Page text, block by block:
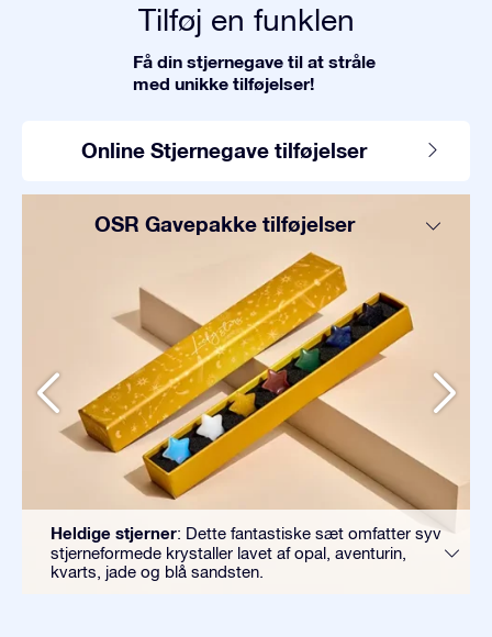
Tilføj en funklen
Få din stjernegave til at stråle
med unikke tilføjelser!
Online Stjernegave tilføjelser
OSR Gavepakke tilføjelser
Heldige stjerner: Dette fantastiske sæt omfatter syv
stjerneformede krystaller lavet af opal, aventurin,
kvarts, jade og blå sandsten.